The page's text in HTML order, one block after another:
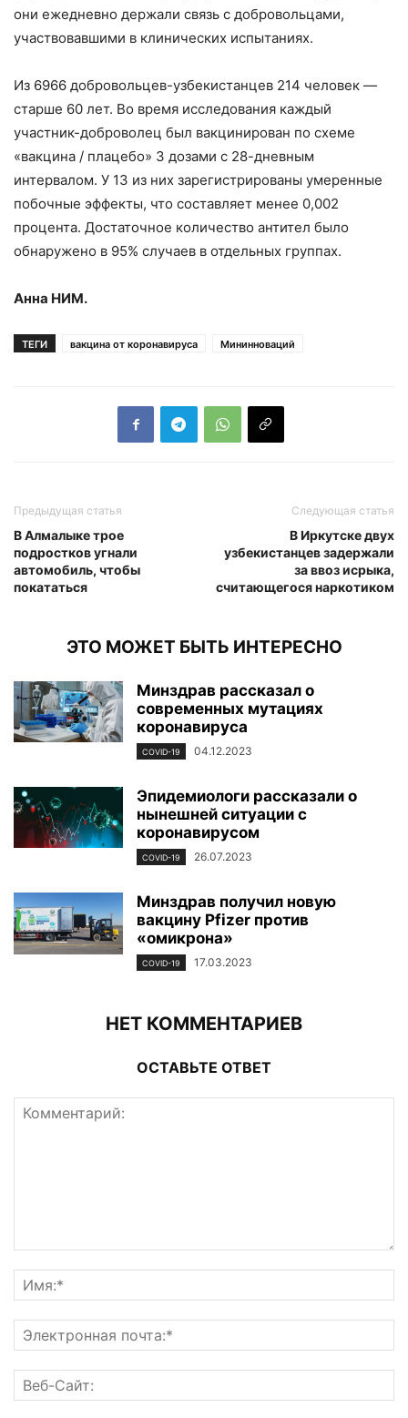
они ежедневно держали связь с добровольцами,
участвовавшими в клинических испытаниях.
Из 6966 добровольцев-узбекистанцев 214 человек —
старше 60 лет. Во время исследования каждый
участник-доброволец был вакцинирован по схеме
«вакцина / плацебо» 3 дозами с 28-дневным
интервалом. У 13 из них зарегистрированы умеренные
побочные эффекты, что составляет менее 0,002
процента. Достаточное количество антител было
обнаружено в 95% случаев в отдельных группах.
Анна НИМ.
ТЕГИ вакцина от коронавируса Мининноваций
Предыдущая статья
В Алмалыке трое
подростков угнали
автомобиль, чтобы
покататься
Следующая статья
В Иркутске двух
узбекистанцев задержали
за ввоз исрыка,
считающегося наркотиком
ЭТО МОЖЕТ БЫТЬ ИНТЕРЕСНО
Минздрав рассказал о
современных мутациях
коронавируса
COVID-19 04.12.2023
Эпидемиологи рассказали о
нынешней ситуации с
коронавирусом
COVID-19 26.07.2023
Минздрав получил новую
вакцину Pfizer против
«омикрона»
COVID-19 17.03.2023
НЕТ КОММЕНТАРИЕВ
ОСТАВЬТЕ ОТВЕТ